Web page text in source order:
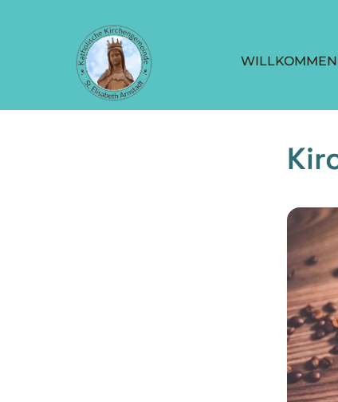
WILLKOMMEN